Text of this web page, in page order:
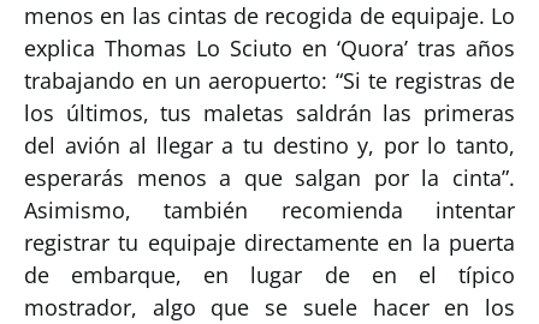
menos en las cintas de recogida de equipaje. Lo
explica Thomas Lo Sciuto en ‘Quora’ tras años
trabajando en un aeropuerto: “Si te registras de
los últimos, tus maletas saldrán las primeras
del avión al llegar a tu destino y, por lo tanto,
esperarás menos a que salgan por la cinta”.
Asimismo, también recomienda intentar
registrar tu equipaje directamente en la puerta
de embarque, en lugar de en el típico
mostrador, algo que se suele hacer en los